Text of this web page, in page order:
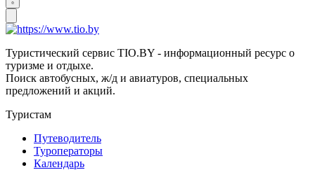
Туристический сервис TIO.BY - информационный ресурс о
туризме и отдыхе.
Поиск автобусных, ж/д и авиатуров, специальных
предложений и акций.
Туристам
Путеводитель
Туроператоры
Календарь